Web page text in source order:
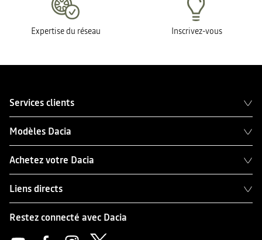
Expertise du réseau Inscrivez-vous
Services clients
Modèles Dacia
Achetez votre Dacia
Liens directs
Restez connecté avec Dacia